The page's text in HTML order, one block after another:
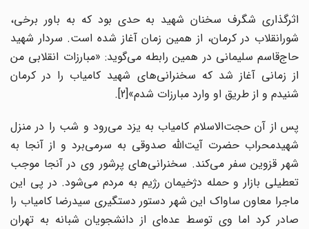
اثرگذاری شگرف سخنان شهید به حدی بود که به‌ باور برخی،
شورانقلاب در کرمان، از همین زمان آغاز شده است. سردار شهید
حاج‌قاسم سلیمانی در همین رابطه می‌گوید: «مبارزات ‌انقلابی من
از زمانی آغاز شد که سخنرانی‌های شهید کامیاب را در کرمان
شنیدم و از طریق او وارد مبارزات شدم»[2].
پس از آن حجت‌الاسلام کامیاب به یزد می‌رود و شب را در منزل
شهیدمحراب حضرت آیت‌الله صدوقی به سرمی‌برد و از آنجا به
شهر قزوین سفر می‌کند. سخنرانی‌های پرشور وی در آنجا موجب
تعطیلی بازار و حمله دژخیمان رژیم به مردم می‌شود. در پی این
ماجرا معاون ساواک این شهر دستور دستگیری سیدرضا کامیاب را
صادر کرد اما وی توسط عده‌ای از دانشجویان شبانه به تهران